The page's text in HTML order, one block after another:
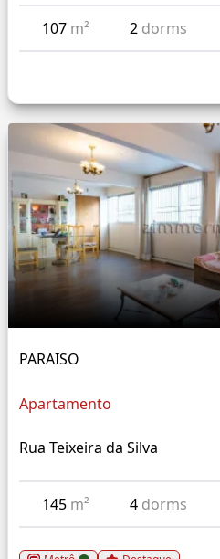
107 m² 2 dorms
PARAISO
Apartamento
Rua Teixeira da Silva
145 m² 4 dorms